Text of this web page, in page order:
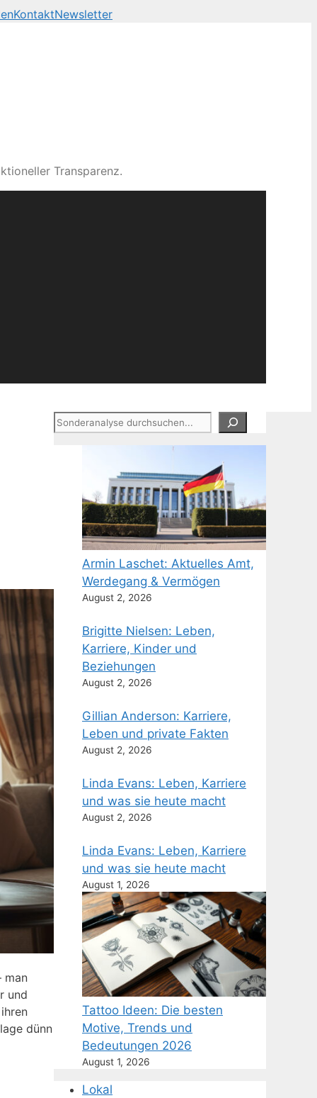
KontaktNewsletter
Transparenz.
man
und
dünn
Suchen
Armin Laschet: Aktuelles Amt,
Werdegang & Vermögen
August 2, 2026
Brigitte Nielsen: Leben,
Karriere, Kinder und
Beziehungen
August 2, 2026
Gillian Anderson: Karriere,
Leben und private Fakten
August 2, 2026
Linda Evans: Leben, Karriere
und was sie heute macht
August 2, 2026
Linda Evans: Leben, Karriere
und was sie heute macht
August 1, 2026
Tattoo Ideen: Die besten
Motive, Trends und
Bedeutungen 2026
August 1, 2026
Lokal